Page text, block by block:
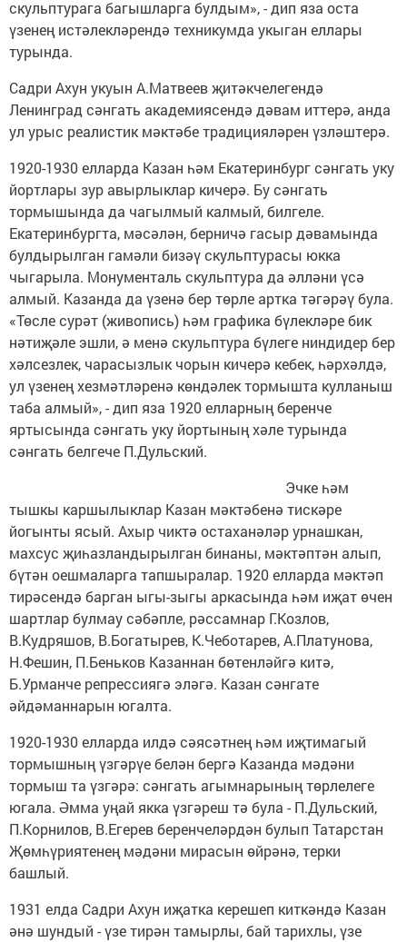
скульптурага багышларга булдым», - дип яза оста
үзенең истәлекләрендә техникумда укыган еллары
турында.
Садри Ахун укуын А.Матвеев җитәкчелегендә
Ленинград сәнгать академиясендә дәвам иттерә, анда
ул урыс реалистик мәктәбе традицияләрен үзләштерә.
1920-1930 елларда Казан һәм Екатеринбург сәнгать уку
йортлары зур авырлыклар кичерә. Бу сәнгать
тормышында да чагылмый калмый, билгеле.
Екатеринбургта, мәсәлән, берничә гасыр дәвамында
булдырылган гамәли бизәү скульптурасы юкка
чыгарыла. Монументаль скульптура да әлләни үсә
алмый. Казанда да үзенә бер төрле артка тәгәрәү була.
«Төсле сурәт (живопись) һәм графика бүлекләре бик
нәтиҗәле эшли, ә менә скульптура бүлеге ниндидер бер
хәлсезлек, чарасызлык чорын кичерә кебек, һәрхәлдә,
ул үзенең хезмәтләренә көндәлек тормышта кулланыш
таба алмый», - дип яза 1920 елларның беренче
яртысында сәнгать уку йортының хәле турында
сәнгать белгече П.Дульский.
Эчке һәм
тышкы каршылыклар Казан мәктәбенә тискәре
йогынты ясый. Ахыр чиктә остаханәләр урнашкан,
махсус җиһазландырылган бинаны, мәктәптән алып,
бүтән оешмаларга тапшыралар. 1920 елларда мәктәп
тирәсендә барган ыгы-зыгы аркасында һәм иҗат өчен
шартлар булмау сәбәпле, рәссамнар Г.Козлов,
В.Кудряшов, В.Богатырев, К.Чеботарев, А.Платунова,
Н.Фешин, П.Беньков Казаннан бөтенләйгә китә,
Б.Урманче репрессиягә эләгә. Казан сәнгате
әйдәманнарын югалта.
1920-1930 елларда илдә сәясәтнең һәм иҗтимагый
тормышның үзгәрүе белән бергә Казанда мәдәни
тормыш та үзгәрә: сәнгать агымнарының төрлелеге
югала. Әмма уңай якка үзгәреш тә була - П.Дульский,
П.Корнилов, В.Егерев беренчеләрдән булып Татарстан
Җөмһүриятенең мәдәни мирасын өйрәнә, терки
башлый.
1931 елда Садри Ахун иҗатка керешеп киткәндә Казан
әнә шундый - үзе тирән тамырлы, бай тарихлы, үзе